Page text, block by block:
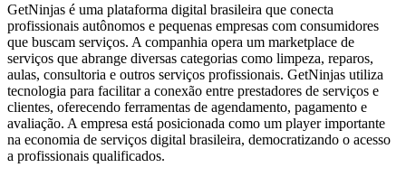
GetNinjas é uma plataforma digital brasileira que conecta
profissionais autônomos e pequenas empresas com consumidores
que buscam serviços. A companhia opera um marketplace de
serviços que abrange diversas categorias como limpeza, reparos,
aulas, consultoria e outros serviços profissionais. GetNinjas utiliza
tecnologia para facilitar a conexão entre prestadores de serviços e
clientes, oferecendo ferramentas de agendamento, pagamento e
avaliação. A empresa está posicionada como um player importante
na economia de serviços digital brasileira, democratizando o acesso
a profissionais qualificados.